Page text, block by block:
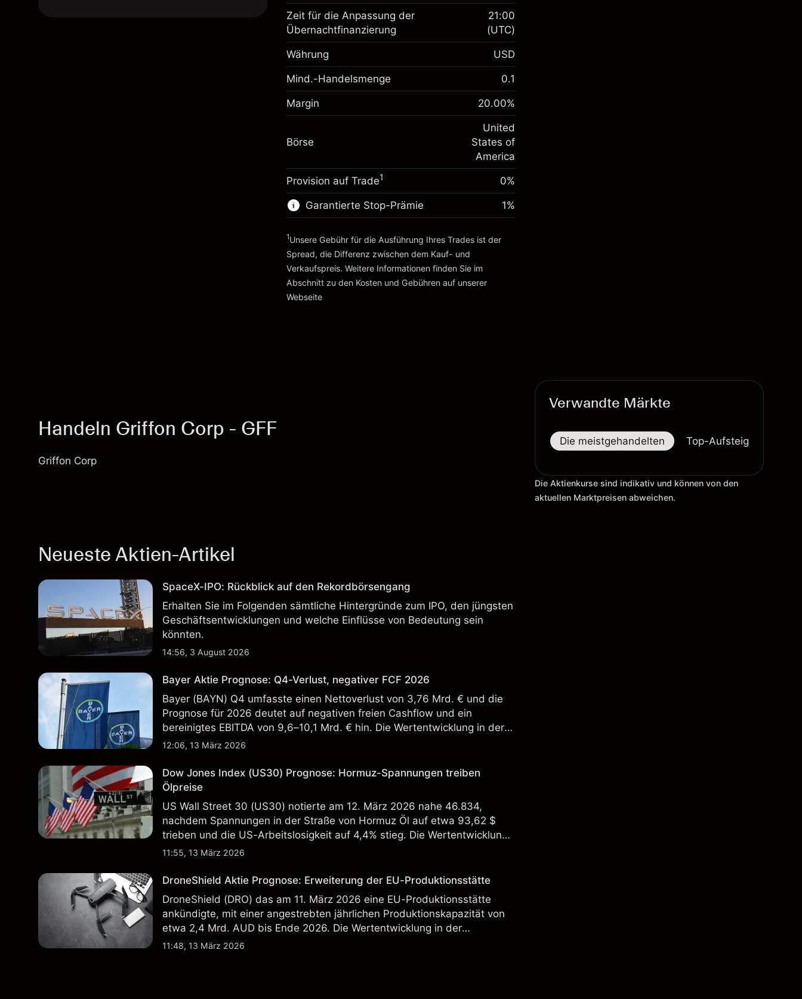
Margin. Ihre Investition
$1,000.00
Anpassung der
Übernachtfinanzierung
Gebühren aus fremdfinanzierten
Positionswert
-0.02154
Positionsgröße mit Hebelwirkung ~ $5,000.00
Zur Plattform
Margin. Ihre Investition
$1,000.00
Positionswert
-0.000682
Positionsgröße mit Hebelwirkung ~$5,000.00
Geld aus Hebelwirkung ~
Zur Plattform
Zeit für die Anpassung der
Übernachtfinanzierung
21:00
(UTC)
Währung USD
Mind.-Handelsmenge 0.1
Margin 20.00%
Börse
United
States of
America
Provision auf Trade1 0%
Garantierte Stop-Prämie
Kosten und Gebühren
1%
1Unsere Gebühr für die Ausführung Ihres Trades ist der
Spread, die Differenz zwischen dem Kauf- und
Verkaufspreis. Weitere Informationen finden Sie im
Abschnitt zu den Kosten und Gebühren auf unserer
Webseite
Handeln Griffon Corp - GFF
Griffon Corp
Neueste Aktien-Artikel
SpaceX-IPO: Rückblick auf den Rekordbörsengang
Erhalten Sie im Folgenden sämtliche Hintergründe zum IPO, den jüngsten
Geschäftsentwicklungen und welche Einflüsse von Bedeutung sein
könnten.
14:56, 3 August 2026
Bayer Aktie Prognose: Q4-Verlust, negativer FCF 2026
Bayer (BAYN) Q4 umfasste einen Nettoverlust von 3,76 Mrd. € und die
Prognose für 2026 deutet auf negativen freien Cashflow und ein
bereinigtes EBITDA von 9,6–10,1 Mrd. € hin. Die Wertentwicklung in der
Vergangenheit ist kein verlässlicher Indikator für zukünftige Ergebnisse.
12:06, 13 März 2026
Dow Jones Index (US30) Prognose: Hormuz-Spannungen treiben
Ölpreise
US Wall Street 30 (US30) notierte am 12. März 2026 nahe 46.834,
nachdem Spannungen in der Straße von Hormuz Öl auf etwa 93,62 $
trieben und die US-Arbeitslosigkeit auf 4,4% stieg. Die Wertentwicklung
in der Vergangenheit ist kein verlässlicher Indikator für zukünftige
11:55, 13 März 2026
DroneShield Aktie Prognose: Erweiterung der EU-Produktionsstätte
DroneShield (DRO) das am 11. März 2026 eine EU-Produktionsstätte
ankündigte, mit einer angestrebten jährlichen Produktionskapazität von
etwa 2,4 Mrd. AUD bis Ende 2026. Die Wertentwicklung in der
Vergangenheit ist kein verlässlicher Indikator für zukünftige Ergebnisse.
11:48, 13 März 2026
Verwandte Märkte
Die meistgehandelten Top-Aufsteiger
Die Aktienkurse sind indikativ und können von den
aktuellen Marktpreisen abweichen.